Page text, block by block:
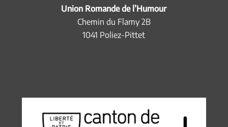
Union Romande de l’Humour
Chemin du Flamy 2B
1041 Poliez-Pittet